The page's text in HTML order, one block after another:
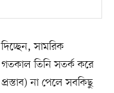
সামরিক
তিনি সতর্ক করে
না পেলে সবকিছু